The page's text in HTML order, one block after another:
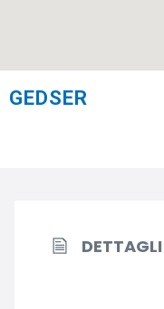
GEDSER
DETTAGLI